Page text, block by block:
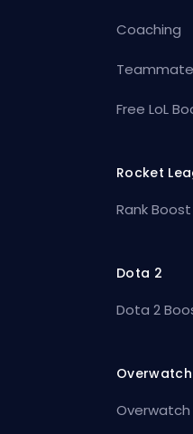
Coaching
Teammate
Free LoL
Rocket
Rank Boost
Dota 2
Dota 2
Overwatch